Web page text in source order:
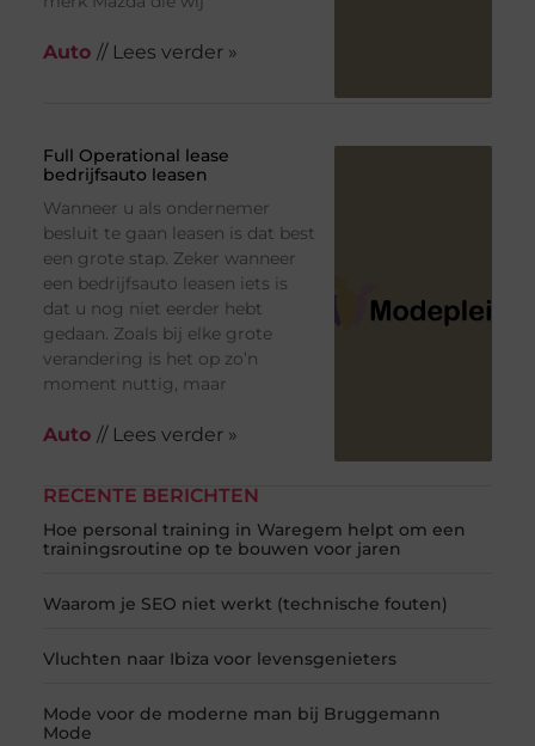
RECENTE BERICHTEN
Hoe personal training in Waregem helpt om een
trainingsroutine op te bouwen voor jaren
Waarom je SEO niet werkt (technische fouten)
Vluchten naar Ibiza voor levensgenieters
Mode voor de moderne man bij Bruggemann
Mode
Auto // Lees verder »
Full Operational lease
bedrijfsauto leasen
Wanneer u als ondernemer
besluit te gaan leasen is dat best
een grote stap. Zeker wanneer
een bedrijfsauto leasen iets is
dat u nog niet eerder hebt
gedaan. Zoals bij elke grote
verandering is het op zo’n
moment nuttig, maar
Auto // Lees verder »